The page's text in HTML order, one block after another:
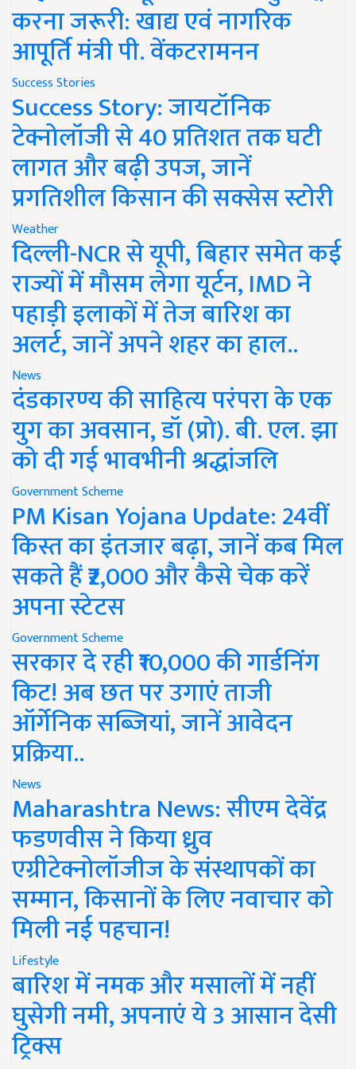
करना जरूरी: खाद्य एवं नागरिक
आपूर्ति मंत्री पी. वेंकटरामनन
Success Stories
Success Story: जायटॉनिक
टेक्नोलॉजी से 40 प्रतिशत तक घटी
लागत और बढ़ी उपज, जानें
प्रगतिशील किसान की सक्सेस स्टोरी
Weather
दिल्ली-NCR से यूपी, बिहार समेत कई
राज्यों में मौसम लेगा यूर्टन, IMD ने
पहाड़ी इलाकों में तेज बारिश का
अलर्ट, जानें अपने शहर का हाल..
News
दंडकारण्य की साहित्य परंपरा के एक
युग का अवसान, डॉ (प्रो). बी. एल. झा
को दी गई भावभीनी श्रद्धांजलि
Government Scheme
PM Kisan Yojana Update: 24वीं
किस्त का इंतजार बढ़ा, जानें कब मिल
सकते हैं ₹2,000 और कैसे चेक करें
अपना स्टेटस
Government Scheme
सरकार दे रही ₹10,000 की गार्डनिंग
किट! अब छत पर उगाएं ताजी
ऑर्गेनिक सब्जियां, जानें आवेदन
प्रक्रिया..
News
Maharashtra News: सीएम देवेंद्र
फडणवीस ने किया ध्रुव
एग्रीटेक्नोलॉजीज के संस्थापकों का
सम्मान, किसानों के लिए नवाचार को
मिली नई पहचान!
Lifestyle
बारिश में नमक और मसालों में नहीं
घुसेगी नमी, अपनाएं ये 3 आसान देसी
ट्रिक्स